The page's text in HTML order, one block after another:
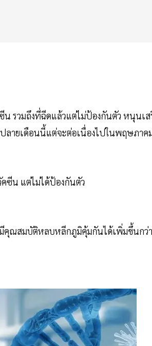
น รวมถึงที่ฉีดแล้วแต่ไม่ป้องกันตัว หนุนเ
ปลายเดือนนี้แต่จะต่อเนื่องไปในพฤษภาค
ซีน แต่ไม่ได้ป้องกันตัว
มีคุณสมบัติหลบหลีกภูมิคุ้มกันได้เพิ่มขึ้นกว่า